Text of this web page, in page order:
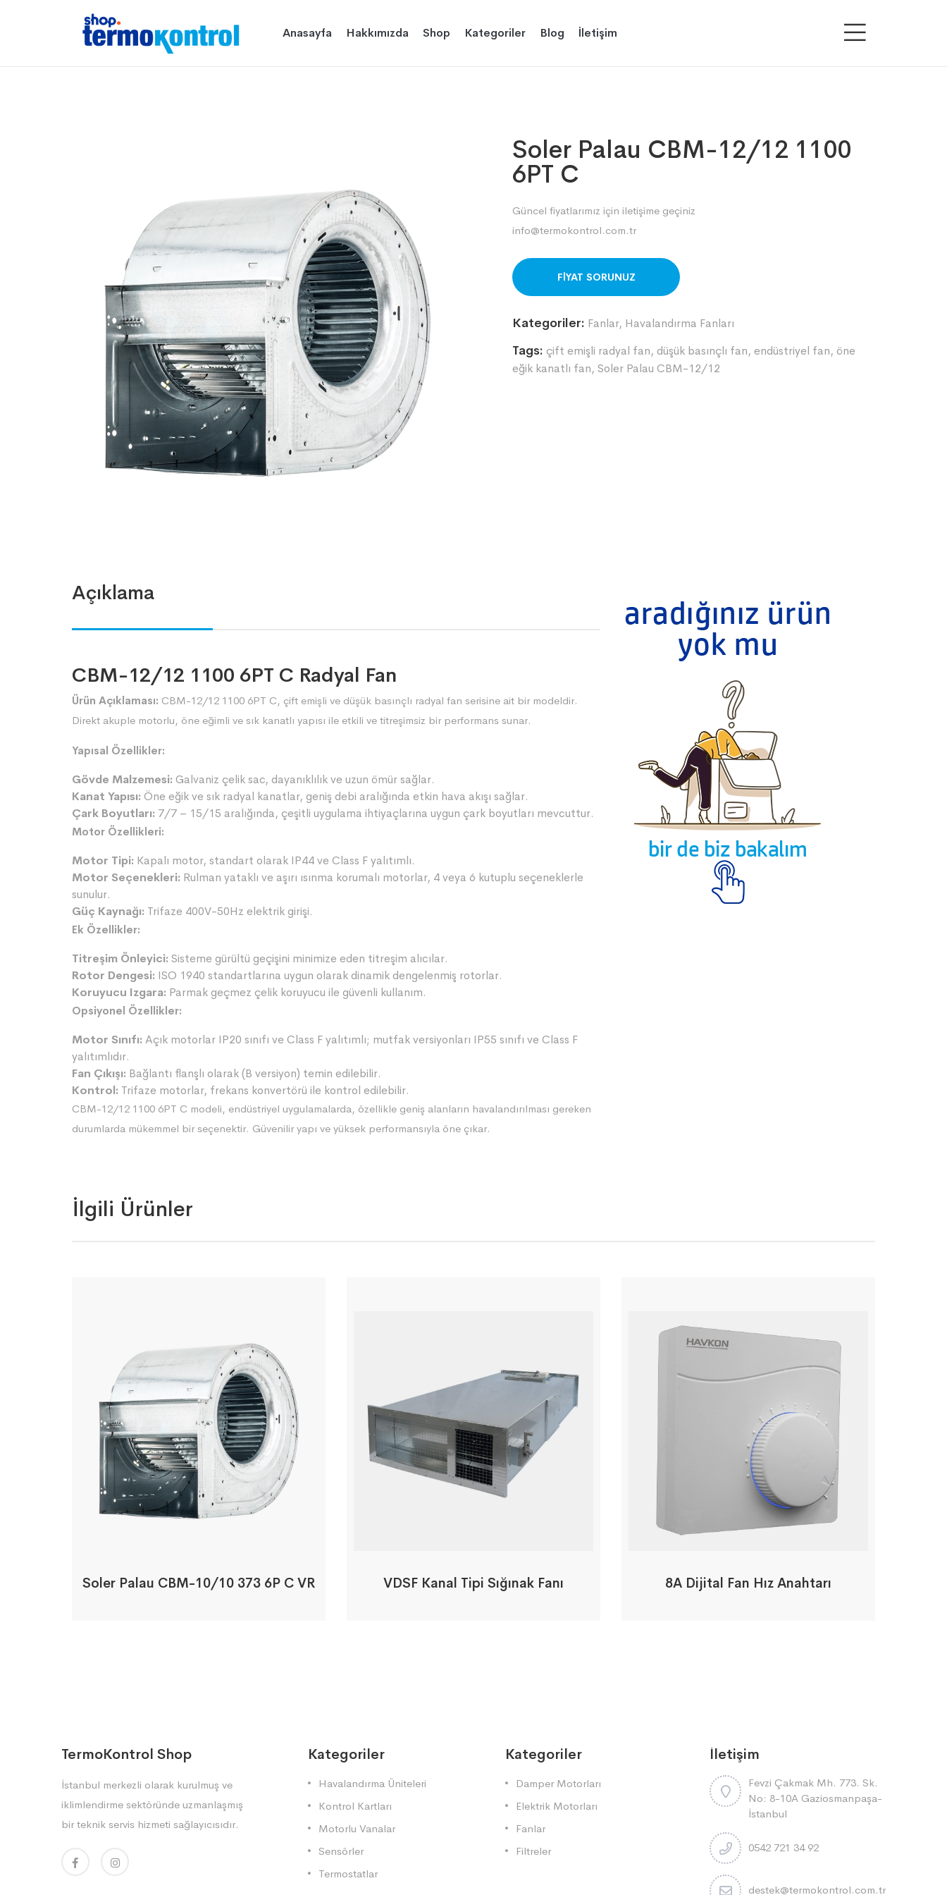
Anasayfa Hakkımızda Shop Kategoriler Blog İletişim
Soler Palau CBM-12/12 1100
6PT C
Güncel fiyatlarımız için iletişime geçiniz
info@termokontrol.com.tr
ORDER ON WHATSAPP
Kategoriler: Fanlar, Havalandırma Fanları
Tags: çift emişli radyal fan, düşük basınçlı fan, endüstriyel fan, öne
eğik kanatlı fan, Soler Palau CBM-12/12
Açıklama
CBM-12/12 1100 6PT C Radyal Fan
Ürün Açıklaması: CBM-12/12 1100 6PT C, çift emişli ve düşük basınçlı radyal fan serisine ait bir modeldir.
Direkt akuple motorlu, öne eğimli ve sık kanatlı yapısı ile etkili ve titreşimsiz bir performans sunar.
Yapısal Özellikler:
Gövde Malzemesi: Galvaniz çelik sac, dayanıklılık ve uzun ömür sağlar.
Kanat Yapısı: Öne eğik ve sık radyal kanatlar, geniş debi aralığında etkin hava akışı sağlar.
Çark Boyutları: 7/7 – 15/15 aralığında, çeşitli uygulama ihtiyaçlarına uygun çark boyutları mevcuttur.
Motor Özellikleri:
Motor Tipi: Kapalı motor, standart olarak IP44 ve Class F yalıtımlı.
Motor Seçenekleri: Rulman yataklı ve aşırı ısınma korumalı motorlar, 4 veya 6 kutuplu seçeneklerle
sunulur.
Güç Kaynağı: Trifaze 400V-50Hz elektrik girişi.
Ek Özellikler:
Titreşim Önleyici: Sisteme gürültü geçişini minimize eden titreşim alıcılar.
Rotor Dengesi: ISO 1940 standartlarına uygun olarak dinamik dengelenmiş rotorlar.
Koruyucu Izgara: Parmak geçmez çelik koruyucu ile güvenli kullanım.
Opsiyonel Özellikler:
Motor Sınıfı: Açık motorlar IP20 sınıfı ve Class F yalıtımlı; mutfak versiyonları IP55 sınıfı ve Class F
yalıtımlıdır.
Fan Çıkışı: Bağlantı flanşlı olarak (B versiyon) temin edilebilir.
Kontrol: Trifaze motorlar, frekans konvertörü ile kontrol edilebilir.
CBM-12/12 1100 6PT C modeli, endüstriyel uygulamalarda, özellikle geniş alanların havalandırılması gereken
durumlarda mükemmel bir seçenektir. Güvenilir yapı ve yüksek performansıyla öne çıkar.
İlgili Ürünler
Soler Palau CBM-10/10 373 6P C VR VDSF Kanal Tipi Sığınak Fanı 8A Dijital Fan Hız Anahtarı
TermoKontrol Shop
İstanbul merkezli olarak kurulmuş ve
iklimlendirme sektöründe uzmanlaşmış
bir teknik servis hizmeti sağlayıcısıdır.
Kategoriler
Havalandırma Üniteleri
Kontrol Kartları
Motorlu Vanalar
Sensörler
Termostatlar
Kategoriler
Damper Motorları
Elektrik Motorları
Fanlar
Filtreler
İletişim
Fevzi Çakmak Mh. 773. Sk.
No: 8-10A Gaziosmanpaşa-
İstanbul
0542 721 34 92
destek@termokontrol.com.tr